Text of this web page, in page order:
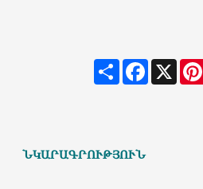
ShareFacebook
X
ՆԿԱՐԱԳՐՈՒԹՅՈՒՆ